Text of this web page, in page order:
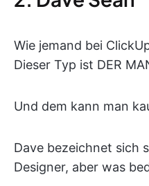
Wie jemand bei
Dieser Typ ist DER
Und dem kann man
Dave bezeichnet sich
Designer, aber was